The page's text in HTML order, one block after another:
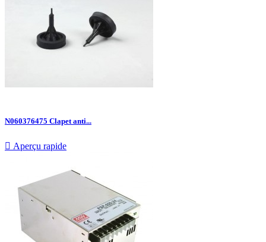
N060376475 Clapet anti...
 Aperçu rapide